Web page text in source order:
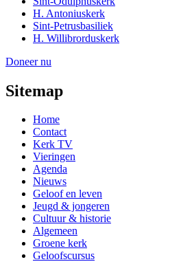
H. Antoniuskerk
Sint-Petrusbasiliek
H. Willibrorduskerk
Doneer nu
Sitemap
Home
Contact
Kerk TV
Vieringen
Agenda
Nieuws
Geloof en leven
Jeugd & jongeren
Cultuur & historie
Algemeen
Groene kerk
Geloofscursus